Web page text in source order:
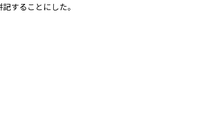
することにした。